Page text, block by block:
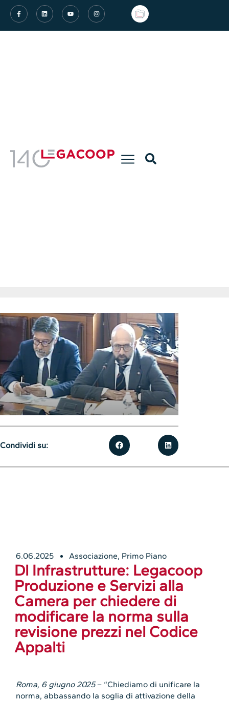
6.06.2025 Associazione, Primo Piano
Dl Infrastrutture: Legacoop
Produzione e Servizi alla
Camera per chiedere di
modificare la norma sulla
revisione prezzi nel Codice
Appalti
Roma, 6 giugno 2025– “Chiediamo di unificare la
norma, abbassando la soglia di attivazione della
Condividi su: